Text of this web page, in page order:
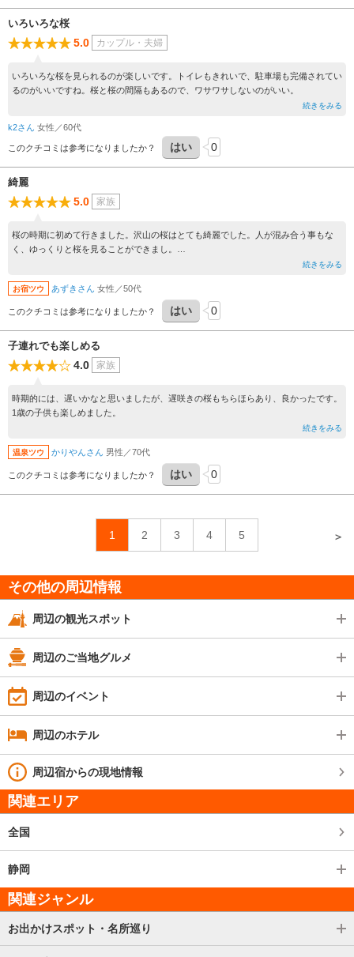
いろいろな桜
5.0 カップル・夫婦
いろいろな桜を見られるのが楽しいです。トイレもきれいで、駐車場も完備されてい
るのがいいですね。桜と桜の間隔もあるので、ワサワサしないのがいい。
続きをみる
k2さん 女性／60代
このクチコミは参考になりましたか？ はい 0
綺麗
5.0 家族
桜の時期に初めて行きました。沢山の桜はとても綺麗でした。人が混み合う事もな
く、ゆっくりと桜を見ることができまし。
続きをみる
お宿ツウ あずきさん 女性／50代
このクチコミは参考になりましたか？ はい 0
子連れでも楽しめる
4.0 家族
時期的には、遅いかなと思いましたが、遅咲きの桜もちらほらあり、良かったです。
1歳の子供も楽しめました。
続きをみる
温泉ツウ かりやんさん 男性／70代
このクチコミは参考になりましたか？ はい 0
1 2 3 4 5 ＞
その他の周辺情報
周辺の観光スポット
周辺のご当地グルメ
周辺のイベント
周辺のホテル
周辺宿からの現地情報
関連エリア
全国
静岡
関連ジャンル
お出かけスポット・名所巡り